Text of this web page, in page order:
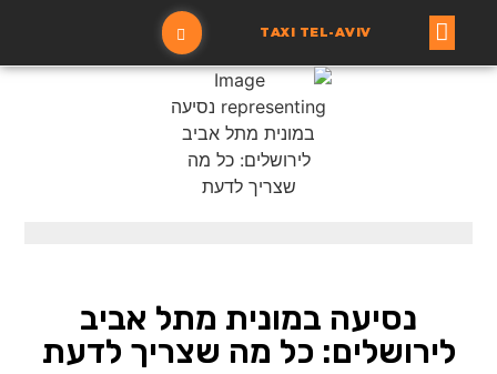
TAXI TEL-AVIV
נסיעה במונית מתל אביב
לירושלים: כל מה שצריך לדעת